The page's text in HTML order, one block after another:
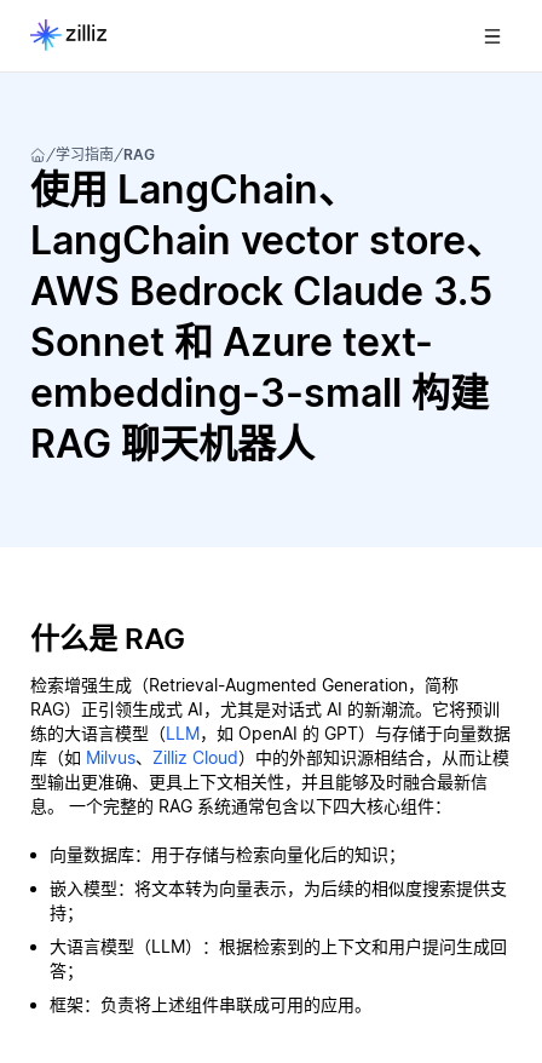
学习指南 RAG
使用 LangChain、
LangChain vector store、
AWS Bedrock Claude 3.5
Sonnet 和 Azure text-
embedding-3-small 构建
RAG 聊天机器人
什么是 RAG
检索增强生成（Retrieval-Augmented Generation，简称
RAG）正引领生成式 AI，尤其是对话式 AI 的新潮流。它将预训
练的大语言模型（LLM，如 OpenAI 的 GPT）与存储于向量数据
库（如 Milvus、 Zilliz Cloud）中的外部知识源相结合，从而让模
型输出更准确、更具上下文相关性，并且能够及时融合最新信
息。 一个完整的 RAG 系统通常包含以下四大核心组件：
向量数据库：用于存储与检索向量化后的知识；
嵌入模型：将文本转为向量表示，为后续的相似度搜索提供支
持；
大语言模型（LLM）：根据检索到的上下文和用户提问生成回
答；
框架：负责将上述组件串联成可用的应用。